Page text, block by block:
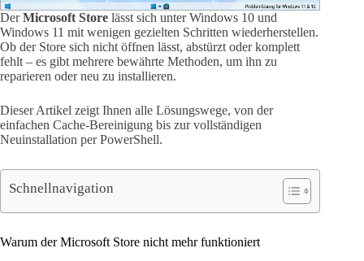
DerMicrosoft Store lässt sich unter Windows 10 und
Windows 11 mit wenigen gezielten Schritten wiederherstellen.
Ob der Store sich nicht öffnen lässt, abstürzt oder komplett
fehlt – es gibt mehrere bewährte Methoden, um ihn zu
reparieren oder neu zu installieren.
Dieser Artikel zeigt Ihnen alle Lösungswege, von der
einfachen Cache-Bereinigung bis zur vollständigen
Neuinstallation per PowerShell.
Schnellnavigation
Warum der Microsoft Store nicht mehr funktioniert